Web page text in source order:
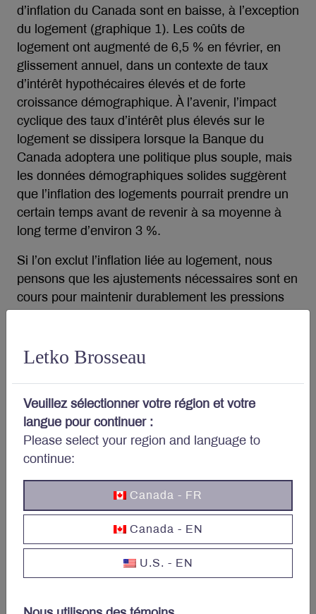
Letko Brosseau
Veuillez sélectionner votre région et votre
langue pour continuer :
Please select your region and language to
continue:
Canada - FR
Canada - EN
U.S. - EN
d’inflation du Canada sont en baisse, à l’exception
du logement (graphique 1). Les coûts de
logement ont augmenté de 6,5 % en février, en
glissement annuel, dans un contexte de taux
d’intérêt hypothécaires élevés et de forte
croissance démographique. À l’avenir, l’impact
cyclique des taux d’intérêt plus élevés sur le
logement se dissipera lorsque la Banque du
Canada adoptera une politique plus souple, mais
les données démographiques solides suggèrent
que l’inflation des logements pourrait prendre un
certain temps avant de revenir à sa moyenne à
long terme d’environ 3 %.
Si l’on exclut l’inflation liée au logement, nous
pensons que les ajustements nécessaires sont en
cours pour maintenir durablement les pressions
GRAPHIQUE 1
L’inflation au Canada
%, sur 12 mois
Source : Statistique Canada. Remarque : La zone ombrée